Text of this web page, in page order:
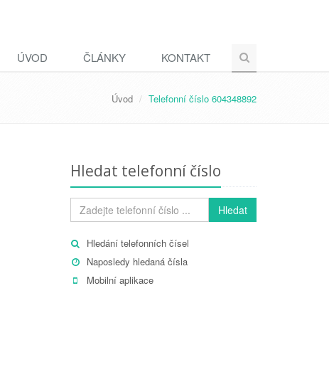
ÚVOD ČLÁNKY KONTAKT
Úvod Telefonní číslo 604348892
Hledat telefonní číslo
Hledat
Hledání telefonních čísel
Naposledy hledaná čísla
Mobilní aplikace